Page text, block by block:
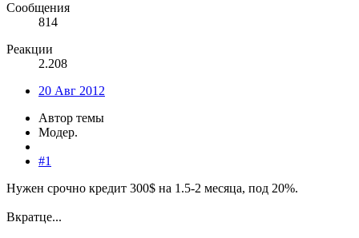
Сообщения
814
Реакции
2.208
20 Авг 2012
Автор темы
Модер.
#1
Нужен срочно кредит 300$ на 1.5-2 месяца, под 20%.
Вкратце...